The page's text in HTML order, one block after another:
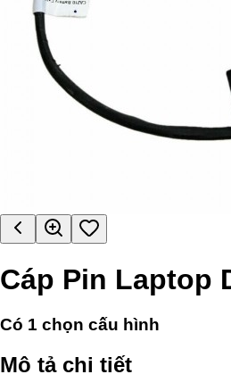
Cáp Pin Laptop
Có 1 chọn cấu hình
Mô tả chi tiết